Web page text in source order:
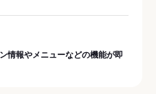
情報やメニューなどの機能が即